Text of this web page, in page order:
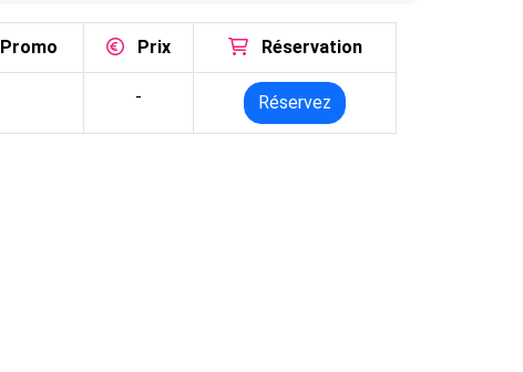
Promo Prix Réservation
- Réservez